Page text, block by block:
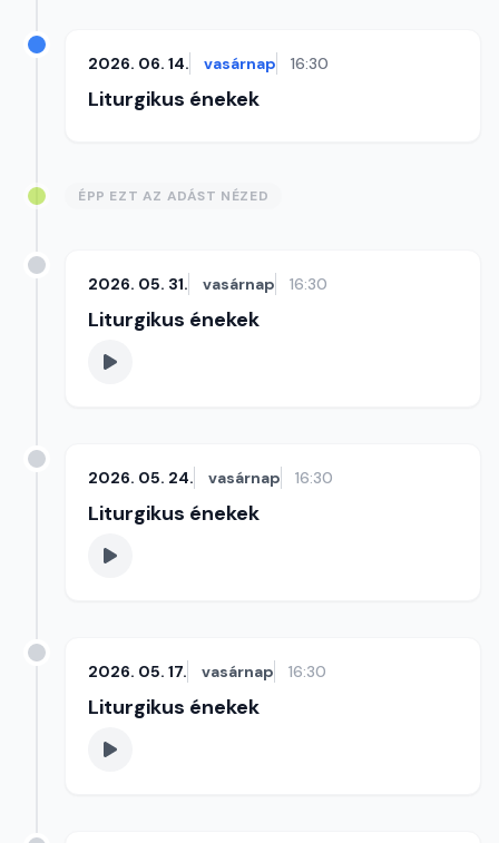
2026. 06. 14. vasárnap 16:30
Liturgikus énekek
ÉPP EZT AZ ADÁST NÉZED
2026. 05. 31. vasárnap 16:30
Liturgikus énekek
2026. 05. 24. vasárnap 16:30
Liturgikus énekek
2026. 05. 17. vasárnap 16:30
Liturgikus énekek